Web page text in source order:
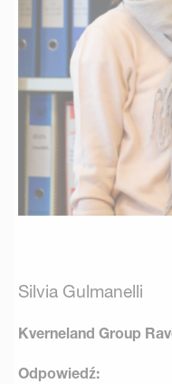
Silvia Gulmanelli
Kverneland Group
Odpowiedź: